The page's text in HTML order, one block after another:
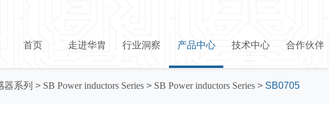
首页 走进华胄 行业洞察 产品中心 技术中心 合作伙伴
器系列 > SB Power inductors Series > SB Power inductors Series > SB0705